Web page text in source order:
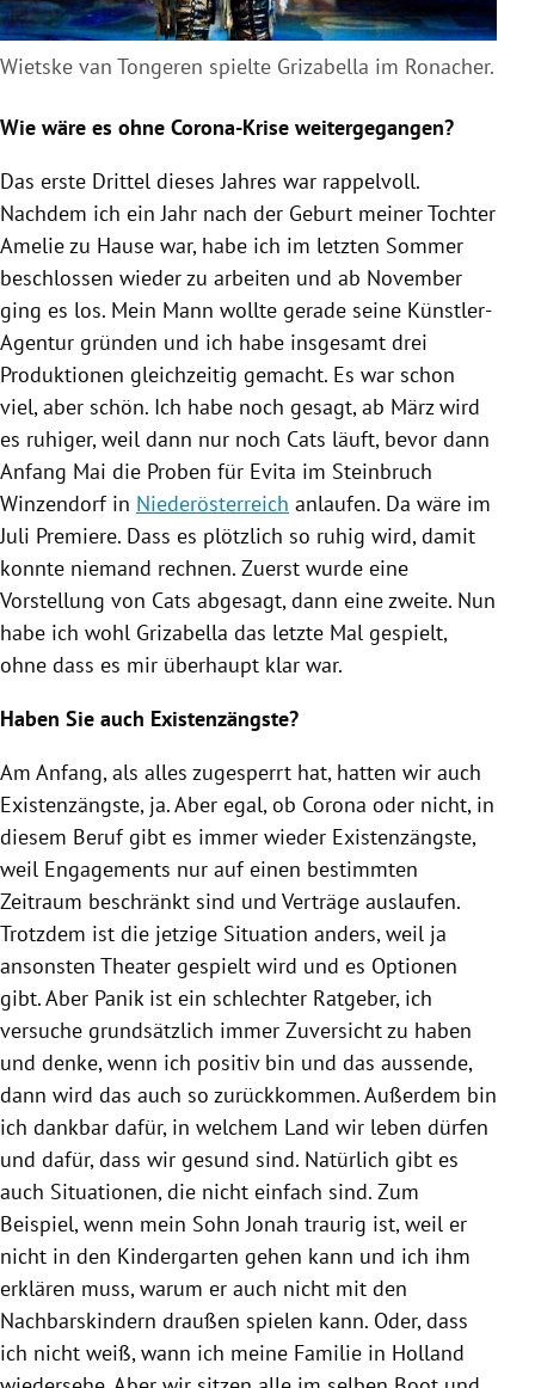
Wietske van Tongeren spielte Grizabella im Ronacher.
Wie wäre es ohne Corona-Krise weitergegangen?
Das erste Drittel dieses Jahres war rappelvoll.
Nachdem ich ein Jahr nach der Geburt meiner Tochter
Amelie zu Hause war, habe ich im letzten Sommer
beschlossen wieder zu arbeiten und ab November
ging es los. Mein Mann wollte gerade seine Künstler-
Agentur gründen und ich habe insgesamt drei
Produktionen gleichzeitig gemacht. Es war schon
viel, aber schön. Ich habe noch gesagt, ab März wird
es ruhiger, weil dann nur noch Cats läuft, bevor dann
Anfang Mai die Proben für Evita im Steinbruch
Winzendorf in Niederösterreich anlaufen. Da wäre im
Juli Premiere. Dass es plötzlich so ruhig wird, damit
konnte niemand rechnen. Zuerst wurde eine
Vorstellung von Cats abgesagt, dann eine zweite. Nun
habe ich wohl Grizabella das letzte Mal gespielt,
ohne dass es mir überhaupt klar war.
Haben Sie auch Existenzängste?
Am Anfang, als alles zugesperrt hat, hatten wir auch
Existenzängste, ja. Aber egal, ob Corona oder nicht, in
diesem Beruf gibt es immer wieder Existenzängste,
weil Engagements nur auf einen bestimmten
Zeitraum beschränkt sind und Verträge auslaufen.
Trotzdem ist die jetzige Situation anders, weil ja
ansonsten Theater gespielt wird und es Optionen
gibt. Aber Panik ist ein schlechter Ratgeber, ich
versuche grundsätzlich immer Zuversicht zu haben
und denke, wenn ich positiv bin und das aussende,
dann wird das auch so zurückkommen. Außerdem bin
ich dankbar dafür, in welchem Land wir leben dürfen
und dafür, dass wir gesund sind. Natürlich gibt es
auch Situationen, die nicht einfach sind. Zum
Beispiel, wenn mein Sohn Jonah traurig ist, weil er
nicht in den Kindergarten gehen kann und ich ihm
erklären muss, warum er auch nicht mit den
Nachbarskindern draußen spielen kann. Oder, dass
ich nicht weiß, wann ich meine Familie in Holland